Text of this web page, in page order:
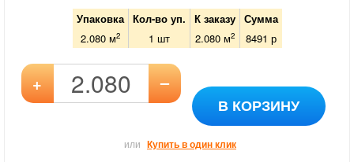
Упаковка Кол-во уп. К заказу
Сумма
2.080 м2 1 шт 2.080м2 8491 р
+ –
В КОРЗИНУ
или Купить в один клик